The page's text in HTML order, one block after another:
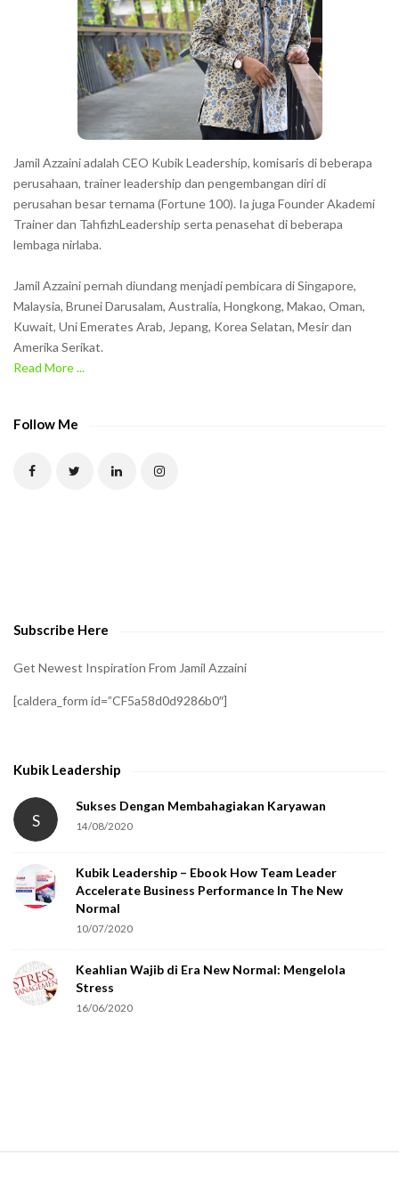
Jamil Azzaini adalah CEO Kubik Leadership, komisaris di beberapa
perusahaan, trainer leadership dan pengembangan diri di
perusahan besar ternama (Fortune 100). Ia juga Founder Akademi
Trainer dan TahfizhLeadership serta penasehat di beberapa
lembaga nirlaba.
Jamil Azzaini pernah diundang menjadi pembicara di Singapore,
Malaysia, Brunei Darusalam, Australia, Hongkong, Makao, Oman,
Kuwait, Uni Emerates Arab, Jepang, Korea Selatan, Mesir dan
Amerika Serikat.
Read More ...
Follow Me
Subscribe Here
Get Newest Inspiration From Jamil Azzaini
[caldera_form id=”CF5a58d0d9286b0″]
Kubik Leadership
S
Sukses Dengan Membahagiakan Karyawan
14/08/2020
Kubik Leadership – Ebook How Team Leader
Accelerate Business Performance In The New
Normal
10/07/2020
Keahlian Wajib di Era New Normal: Mengelola
Stress
16/06/2020